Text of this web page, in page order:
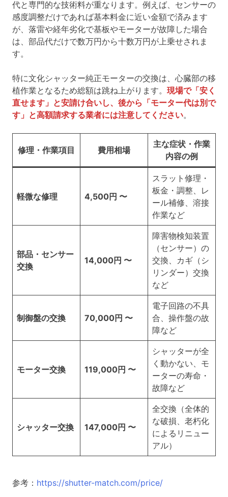
代と専門的な技術料が重なります。例えば、センサーの
感度調整だけであれば基本料金に近い金額で済みます
が、落雷や経年劣化で基板やモーターが故障した場合
は、部品代だけで数万円から十数万円が上乗せされま
す。
特に文化シャッター純正モーターの交換は、心臓部の移
植作業となるため総額は跳ね上がります。 現場で「安く
直せます」と安請け合いし、後から「モーター代は別で
す」と高額請求する業者には注意してください。
修理・作業項目 費用相場
主な症状・作業
内容の例
軽微な修理 4,500円 〜
スラット修理・
板金・調整、レ
ール補修、溶接
作業など
部品・センサー
交換
14,000円 〜
障害物検知装置
（センサー）の
交換、カギ（シ
リンダー）交換
など
制御盤の交換 70,000円 〜
電子回路の不具
合、操作盤の故
障など
モーター交換 119,000円 〜
シャッターが全
く動かない、モ
ーターの寿命・
故障など
シャッター交換 147,000円 〜
全交換（全体的
な破損、老朽化
によるリニュー
アル）
参考： https://shutter-match.com/price/